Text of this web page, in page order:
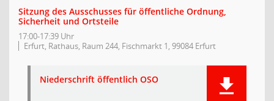
Sitzung des Ausschusses für öffentliche Ordnung,
Sicherheit und Ortsteile
17:00-17:39 Uhr
Erfurt, Rathaus, Raum 244, Fischmarkt 1, 99084 Erfurt
Niederschrift öffentlich OSO